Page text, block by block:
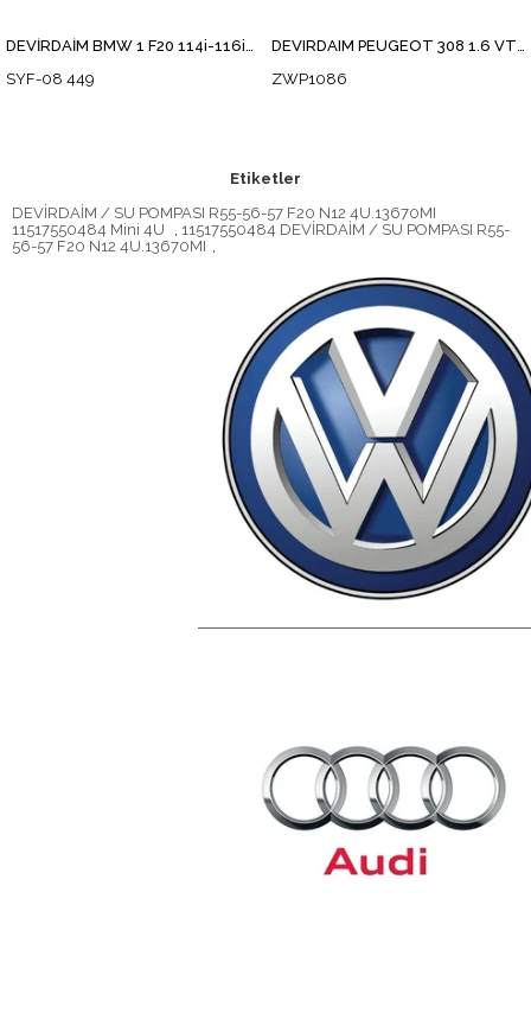
DEVİRDAİM BMW 1 F20 114i-116i-118i 2010> / MINI COOPER R56 2010> 11518604888
SYF-08 449
DEVIRDAIM PEUGEOT 308 1.6 VTI 2007-2013/ C3 II 1.6 VTI 2009-2016/ 1 SERISI (F20,F21) 116 i 2010-/ 208 1.6 2012-/ 3 SERISI (F30) 316 i 2011-/ C4 1.6
ZWP1086
Etiketler
DEVİRDAİM / SU POMPASI R55-56-57 F20 N12 4U.13670MI
11517550484 Mini 4U
, 11517550484 DEVİRDAİM / SU POMPASI R55-
56-57 F20 N12 4U.13670MI ,